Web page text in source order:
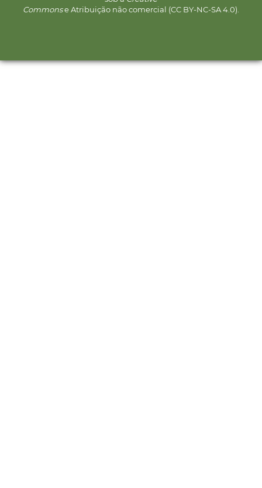
Commonse Atribuição não comercial (CC BY-NC-SA 4.0).